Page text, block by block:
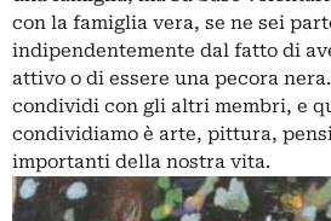
con la famiglia vera, se ne sei
indipendentemente dal fatto di
attivo o di essere una pecora
condividi con gli altri membri, e
condividiamo è arte, pittura,
importanti della nostra vita.